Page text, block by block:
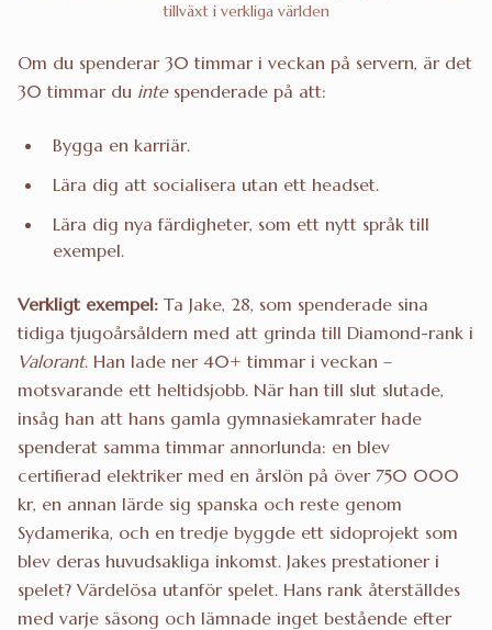
tillväxt i verkliga världen
Om du spenderar 30 timmar i veckan på servern, är det
30 timmar du intespenderade på att:
Bygga en karriär.
Lära dig att socialisera utan ett headset.
Lära dig nya färdigheter, som ett nytt språk till
exempel.
Verkligt exempel: Ta Jake, 28, som spenderade sina
tidiga tjugoårsåldern med att grinda till Diamond-rank i
Valorant. Han lade ner 40+ timmar i veckan –
motsvarande ett heltidsjobb. När han till slut slutade,
insåg han att hans gamla gymnasiekamrater hade
spenderat samma timmar annorlunda: en blev
certifierad elektriker med en årslön på över 750 000
kr, en annan lärde sig spanska och reste genom
Sydamerika, och en tredje byggde ett sidoprojekt som
blev deras huvudsakliga inkomst. Jakes prestationer i
spelet? Värdelösa utanför spelet. Hans rank återställdes
med varje säsong och lämnade inget bestående efter